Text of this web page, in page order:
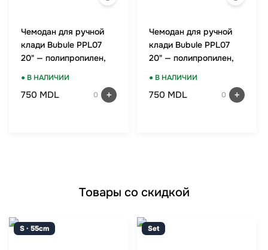
Чемодан для ручной
клади Bubule PPL07
20" — полипропилен,
● В НАЛИЧИИ
750 MDL 0
Чемодан для ручной
клади Bubule PPL07
20" — полипропилен,
● В НАЛИЧИИ
750 MDL 0
Товары со скидкой
S · 55cm Set